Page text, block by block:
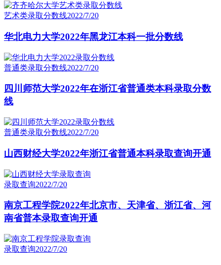
艺术类录取分数线2022/7/20
华北电力大学2022年黑龙江本科一批分数线
普通类录取分数线2022/7/20
四川师范大学2022年在浙江省普通类本科录取分数
线
普通类录取分数线2022/7/20
山西财经大学2022年浙江省普通本科录取查询开通
录取查询2022/7/20
南京工程学院2022年北京市、天津省、浙江省、河
南省普本录取查询开通
录取查询2022/7/20